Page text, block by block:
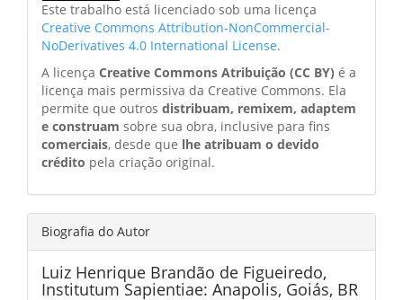
Este trabalho está licenciado sob uma licença
Creative Commons Attribution-NonCommercial-
NoDerivatives 4.0 International License.
A licença Creative Commons Atribuição (CC BY) é a
licença mais permissiva da Creative Commons. Ela
permite que outros distribuam, remixem, adaptem
e construam sobre sua obra, inclusive para fins
comerciais, desde que lhe atribuam o devido
crédito pela criação original.
Biografia do Autor
Luiz Henrique Brandão de Figueiredo,
Institutum Sapientiae: Anapolis, Goiás, BR